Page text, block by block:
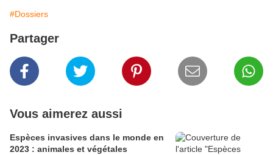
#Dossiers
Partager
Vous aimerez aussi
Espèces invasives dans le monde en
2023 : animales et végétales